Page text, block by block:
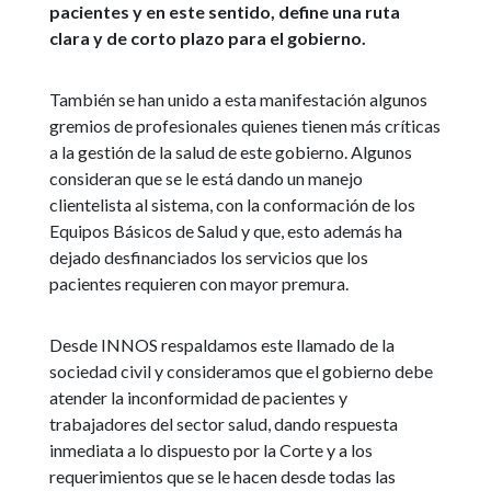
pacientes y en este sentido, define una ruta
clara y de corto plazo para el gobierno.
También se han unido a esta manifestación algunos
gremios de profesionales quienes tienen más críticas
a la gestión de la salud de este gobierno. Algunos
consideran que se le está dando un manejo
clientelista al sistema, con la conformación de los
Equipos Básicos de Salud y que, esto además ha
dejado desfinanciados los servicios que los
pacientes requieren con mayor premura.
Desde INNOS respaldamos este llamado de la
sociedad civil y consideramos que el gobierno debe
atender la inconformidad de pacientes y
trabajadores del sector salud, dando respuesta
inmediata a lo dispuesto por la Corte y a los
requerimientos que se le hacen desde todas las